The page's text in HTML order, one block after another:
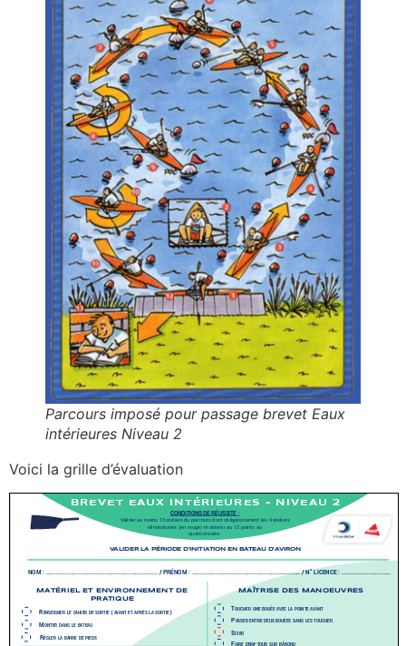
Parcours imposé pour passage brevet Eaux
intérieures Niveau 2
Voici la grille d’évaluation